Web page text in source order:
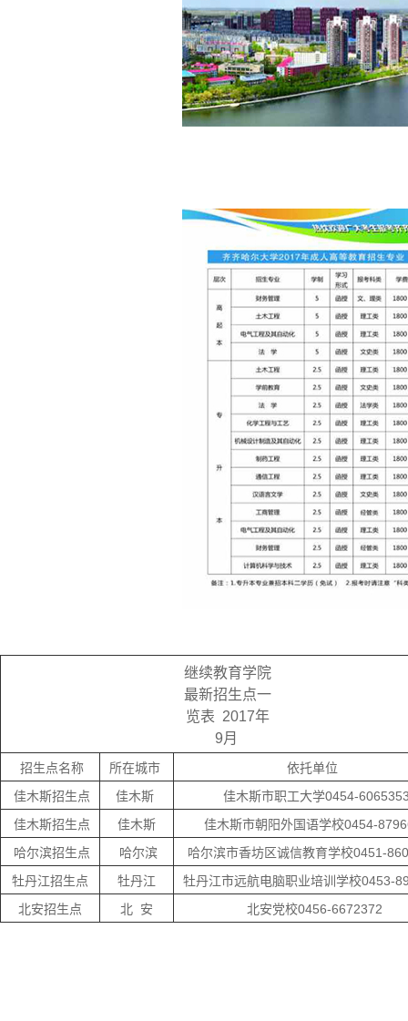
继续教育学院
最新招生点一
览表 2017年
9月
招生点名称 所在城市
依托单位
佳木斯招生点
佳木斯
佳木斯市职工大学0454-
佳木斯招生点
佳木斯
佳木斯市朝阳外国语学校0454-
哈尔滨招生点
哈尔滨
哈尔滨市香坊区诚信教育学校0451-
牡丹江招生点
牡丹江
牡丹江市远航电脑职业培训学校0453-
北安招生点
北 安 北安党校0456-6672372